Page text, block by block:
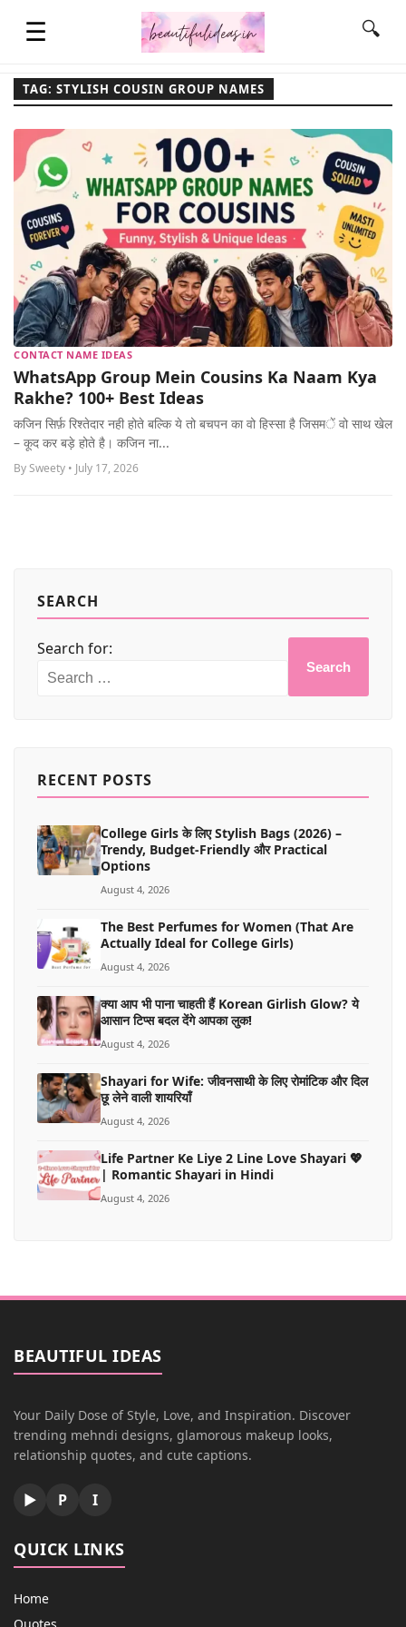
☰
QUOTES
LIFESTYLE
FASHION & STYLE
CONTACT NAME IDEAS
MORE
🔍
TAG: STYLISH COUSIN GROUP NAMES
CONTACT NAME IDEAS
WhatsApp Group Mein Cousins Ka Naam Kya
Rakhe? 100+ Best Ideas
कजिन सिर्फ़ रिश्तेदार नही होते बल्कि ये तो बचपन का वो हिस्सा है जिसमें वो साथ खेल
– कूद कर बड़े होते है। कजिन ना...
By Sweety • July 17, 2026
SEARCH
Search for:
Search
RECENT POSTS
College Girls के लिए Stylish Bags (2026) –
Trendy, Budget-Friendly और Practical
Options
August 4, 2026
The Best Perfumes for Women (That Are
Actually Ideal for College Girls)
August 4, 2026
क्या आप भी पाना चाहती हैं Korean Girlish Glow? ये
आसान टिप्स बदल देंगे आपका लुक!
August 4, 2026
Shayari for Wife: जीवनसाथी के लिए रोमांटिक और दिल
छू लेने वाली शायरियाँ
August 4, 2026
Life Partner Ke Liye 2 Line Love Shayari 💖
| Romantic Shayari in Hindi
August 4, 2026
BEAUTIFUL IDEAS
Your Daily Dose of Style, Love, and Inspiration. Discover
trending mehndi designs, glamorous makeup looks,
relationship quotes, and cute captions.
▶ P I
QUICK LINKS
Home